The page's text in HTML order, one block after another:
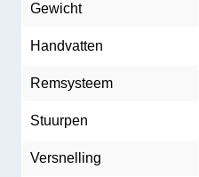
Gewicht
Handvatten
Remsysteem
Stuurpen
Versnelling